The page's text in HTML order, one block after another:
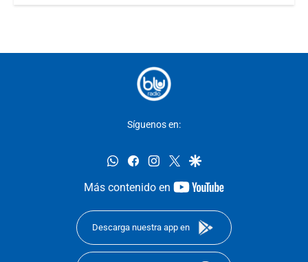
Síguenos en:
whatsappfacebookinstagram
twittergoogle
Más contenido en
youtube-
Descarga nuestra app en